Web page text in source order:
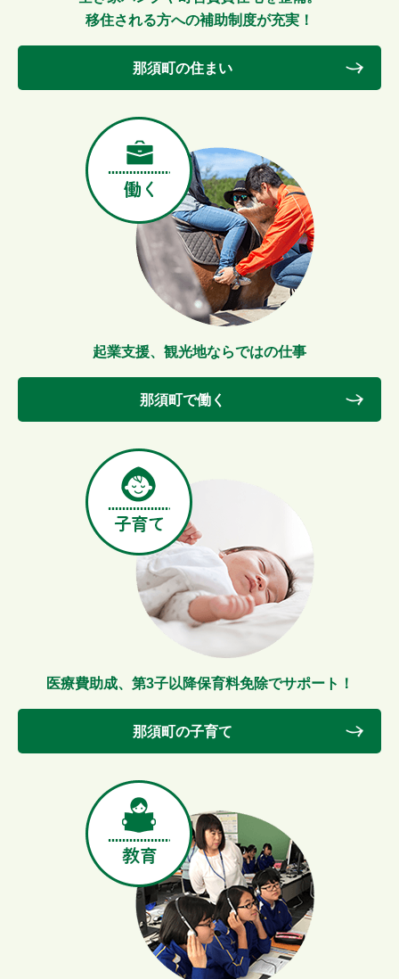
移住される方への補助制度が充実！
那須町の住まい
起業支援、観光地ならではの仕事
那須町で働く
医療費助成、第3子以降保育料免除でサポート！
那須町の子育て